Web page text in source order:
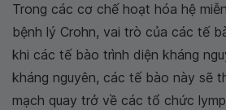
Trong các cơ chế hoạt hóa hệ
bệnh lý Crohn, vai trò của các tế
khi các tế bào trình diện kháng
kháng nguyên, các tế bào này sẽ
mạch quay trở về các tổ chức